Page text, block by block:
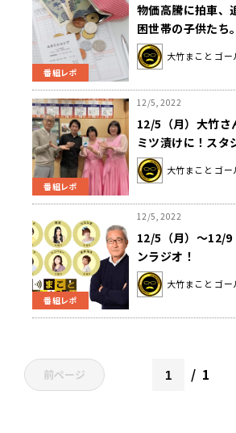
番組レポ
物価高騰に拍車、
困世帯の子供たち。
大竹まこと ゴー
番組レポ
12/5, 2022
12/5（月）大竹さ
ミツ漬けに！スタ
大竹まこと ゴー
番組レポ
12/5, 2022
12/5（月）～12/9
ンラジオ！
大竹まこと ゴー
前ページ 1